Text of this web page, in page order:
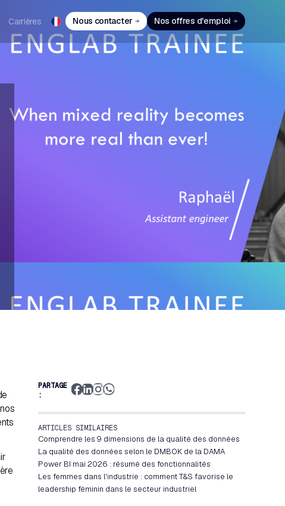
Carrières Nous contacter Nos offres d'emploi
PARTAGE
:
ARTICLES SIMILAIRES
Comprendre les 9 dimensions de la qualité des données
La qualité des données selon le DMBOK de la DAMA
Power BI mai 2026 : résumé des fonctionnalités
Les femmes dans l'industrie : comment T&S favorise le
leadership féminin dans le secteur industriel